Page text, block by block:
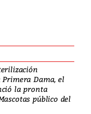
Dama, el
la pronta
público del